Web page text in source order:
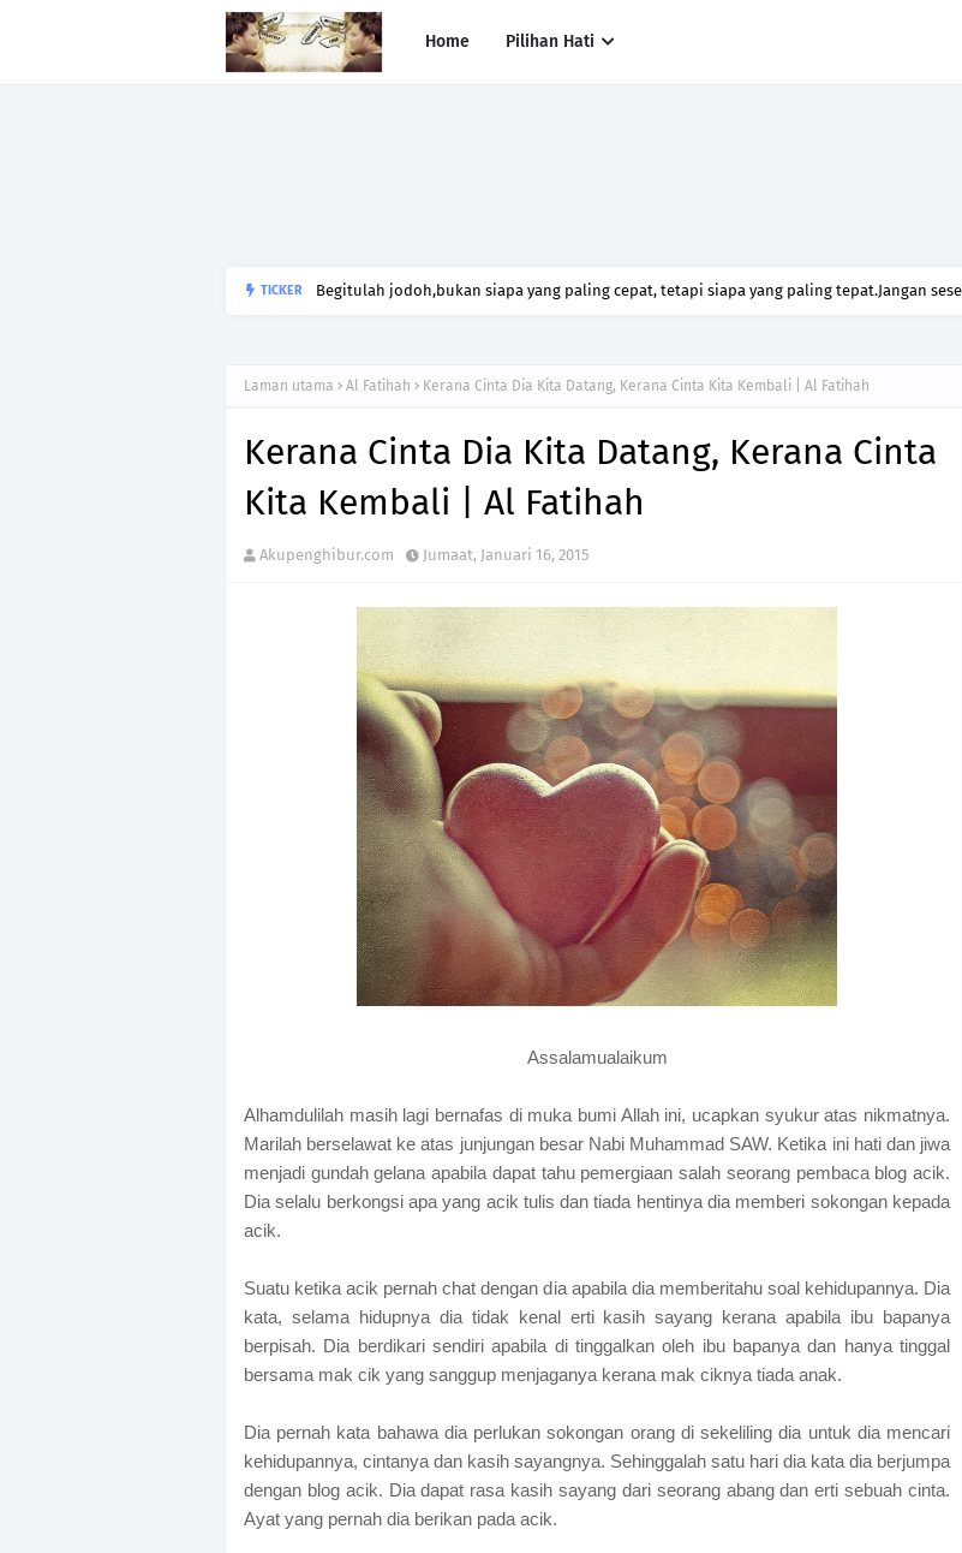
Home Pilihan Hati
TICKER
Begitulah jodoh,bukan siapa yang paling cepat, tetapi siapa yang paling tepat.Jangan
Laman utama Al Fatihah Kerana Cinta Dia Kita Datang, Kerana Cinta Kita Kembali | Al Fatihah
Kerana Cinta Dia Kita Datang, Kerana Cinta
Kita Kembali | Al Fatihah
Akupenghibur.com Jumaat, Januari 16, 2015
Assalamualaikum
Alhamdulilah masih lagi bernafas di muka bumi Allah ini, ucapkan syukur atas nikmatnya.
Marilah berselawat ke atas junjungan besar Nabi Muhammad SAW. Ketika ini hati dan jiwa
menjadi gundah gelana apabila dapat tahu pemergiaan salah seorang pembaca blog acik.
Dia selalu berkongsi apa yang acik tulis dan tiada hentinya dia memberi sokongan kepada
acik.
Suatu ketika acik pernah chat dengan dia apabila dia memberitahu soal kehidupannya. Dia
kata, selama hidupnya dia tidak kenal erti kasih sayang kerana apabila ibu bapanya
berpisah. Dia berdikari sendiri apabila di tinggalkan oleh ibu bapanya dan hanya tinggal
bersama mak cik yang sanggup menjaganya kerana mak ciknya tiada anak.
Dia pernah kata bahawa dia perlukan sokongan orang di sekeliling dia untuk dia mencari
kehidupannya, cintanya dan kasih sayangnya. Sehinggalah satu hari dia kata dia berjumpa
dengan blog acik. Dia dapat rasa kasih sayang dari seorang abang dan erti sebuah cinta.
Ayat yang pernah dia berikan pada acik.